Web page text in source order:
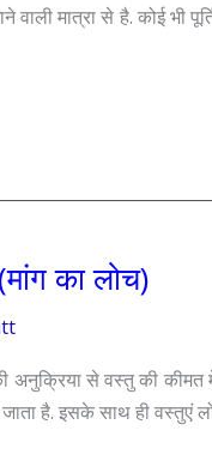
वाली मात्रा से है. कोई भी
का लोच)
अनुक्रिया से वस्तु की
है. इसके साथ ही वस्तुएं